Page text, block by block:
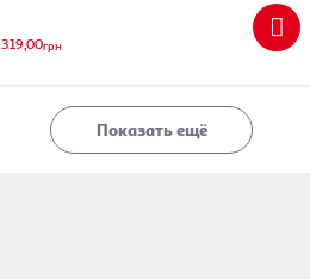
319,00грн
Показать ещё